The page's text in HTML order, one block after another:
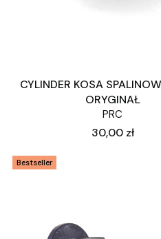
CYLINDER KOSA
ORYGINAŁ
PRC
Cena
30,00 zł
Bestseller